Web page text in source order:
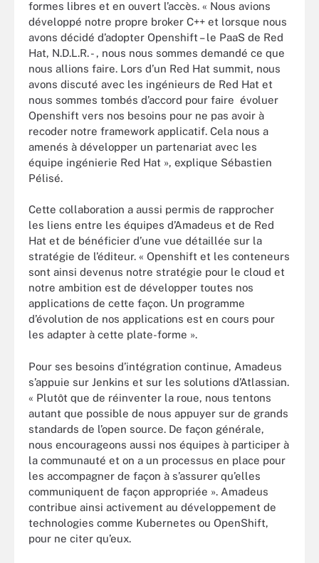
formes libres et en ouvert l’accès. « Nous avions
développé notre propre broker C++ et lorsque nous
avons décidé d’adopter Openshift – le PaaS de Red
Hat, N.D.L.R. - , nous nous sommes demandé ce que
nous allions faire. Lors d’un Red Hat summit, nous
avons discuté avec les ingénieurs de Red Hat et
nous sommes tombés d’accord pour faire évoluer
Openshift vers nos besoins pour ne pas avoir à
recoder notre framework applicatif. Cela nous a
amenés à développer un partenariat avec les
équipe ingénierie Red Hat », explique Sébastien
Pélisé.
Cette collaboration a aussi permis de rapprocher
les liens entre les équipes d’Amadeus et de Red
Hat et de bénéficier d’une vue détaillée sur la
stratégie de l’éditeur. « Openshift et les conteneurs
sont ainsi devenus notre stratégie pour le cloud et
notre ambition est de développer toutes nos
applications de cette façon. Un programme
d’évolution de nos applications est en cours pour
les adapter à cette plate-forme ».
Pour ses besoins d’intégration continue, Amadeus
s’appuie sur Jenkins et sur les solutions d’Atlassian.
« Plutôt que de réinventer la roue, nous tentons
autant que possible de nous appuyer sur de grands
standards de l’open source. De façon générale,
nous encourageons aussi nos équipes à participer à
la communauté et on a un processus en place pour
les accompagner de façon à s’assurer qu’elles
communiquent de façon appropriée ». Amadeus
contribue ainsi activement au développement de
technologies comme Kubernetes ou OpenShift,
pour ne citer qu’eux.